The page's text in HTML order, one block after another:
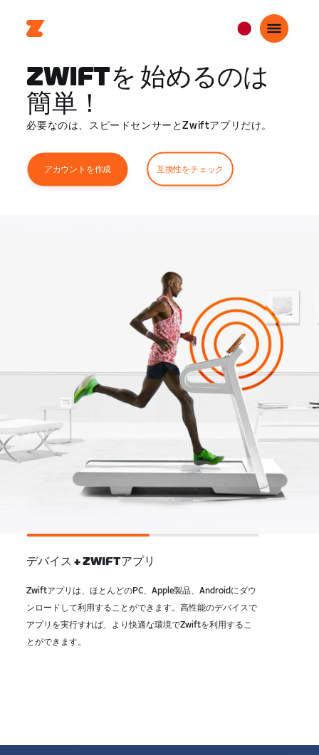
日
日
本
ZWIFTを 始めるのは
簡単！
必要なのは、スピードセンサーとZwiftアプリだけ。
アカウントを作成 互換性をチェック
デバイス + ZWIFTアプリ
Zwiftアプリは、ほとんどのPC、Apple製品、Androidにダウ
ンロードして利用することができます。高性能のデバイスで
アプリを実行すれば、より快適な環境でZwiftを利用するこ
とができます。